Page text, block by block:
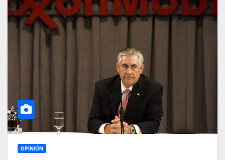
OPINIÓN